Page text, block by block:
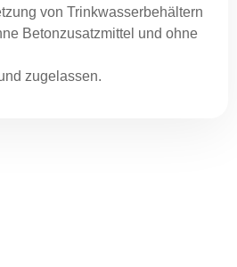
von Trinkwasserbehältern
Betonzusatzmittel und ohne
zugelassen.